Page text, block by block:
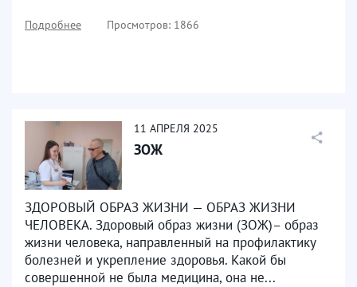
Подробнее Просмотров: 1866
11 АПРЕЛЯ 2025
ЗОЖ
ЗДОРОВЫЙ ОБРАЗ ЖИЗНИ — ОБРАЗ ЖИЗНИ
ЧЕЛОВЕКА. Здоровый образ жизни (ЗОЖ)– образ
жизни человека, направленный на профилактику
болезней и укрепление здоровья. Какой бы
совершенной не была медицина, она не...